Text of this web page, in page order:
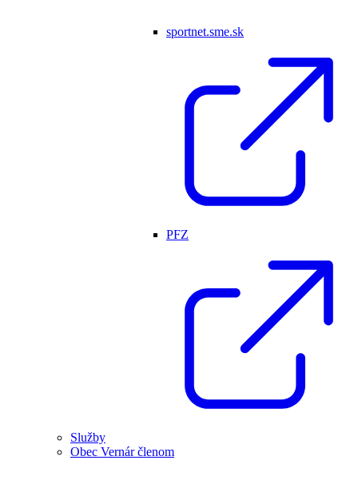
sportnet.sme.sk
PFZ
Služby
Obec Vernár členom